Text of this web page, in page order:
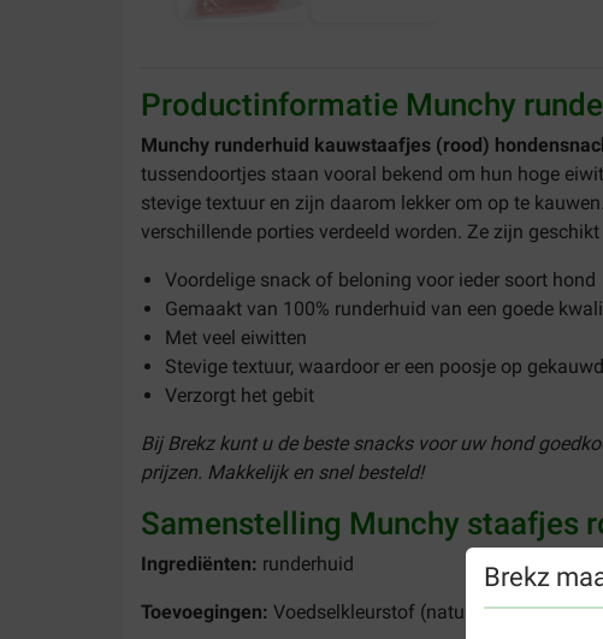
Brekz
Productinformatie Munchy
Munchy runderhuid kauwstaafjes (rood)
tussendoortjes staan vooral bekend om hun hoge
stevige textuur en zijn daarom lekker om op te
verschillende porties verdeeld worden. Ze zijn
Voordelige snack of beloning voor ieder soort hond
Gemaakt van 100% runderhuid van een goede
Met veel eiwitten
Stevige textuur, waardoor er een poosje op
Verzorgt het gebit
Bij Brekz kunt u de beste snacks voor uw hond
prijzen. Makkelijk en snel besteld!
Samenstelling Munchy staafjes
Ingrediënten: runderhuid
Toevoegingen: Voedselkleurstof (natuurlijk)